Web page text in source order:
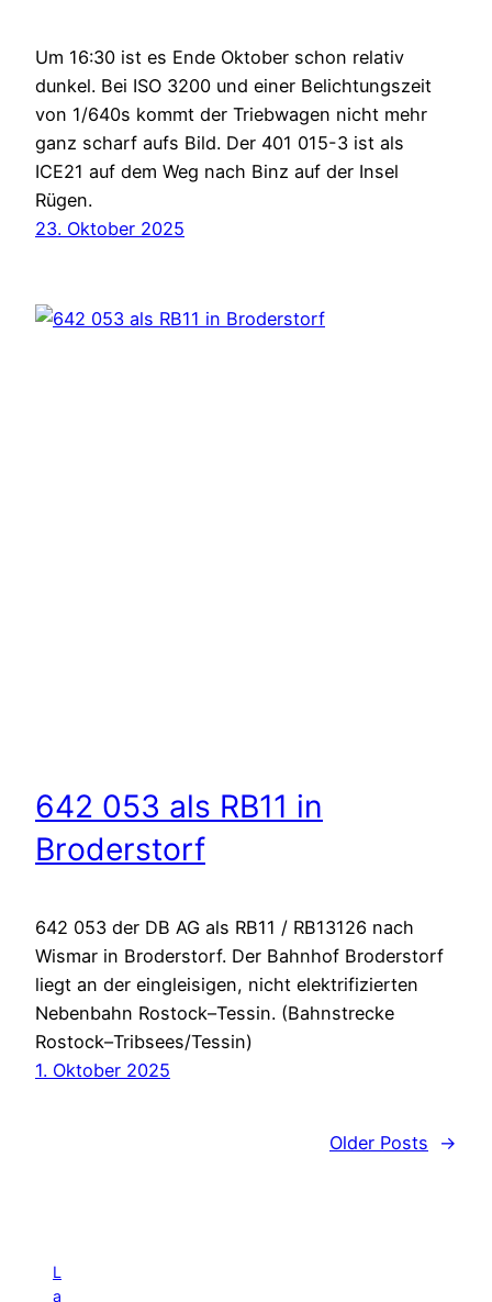
Um 16:30 ist es Ende Oktober schon relativ
dunkel. Bei ISO 3200 und einer Belichtungszeit
von 1/640s kommt der Triebwagen nicht mehr
ganz scharf aufs Bild. Der 401 015-3 ist als
ICE21 auf dem Weg nach Binz auf der Insel
Rügen.
23. Oktober 2025
642 053 als RB11 in
Broderstorf
642 053 der DB AG als RB11 / RB13126 nach
Wismar in Broderstorf. Der Bahnhof Broderstorf
liegt an der eingleisigen, nicht elektrifizierten
Nebenbahn Rostock–Tessin. (Bahnstrecke
Rostock–Tribsees/Tessin)
1. Oktober 2025
Older Posts →
L
a